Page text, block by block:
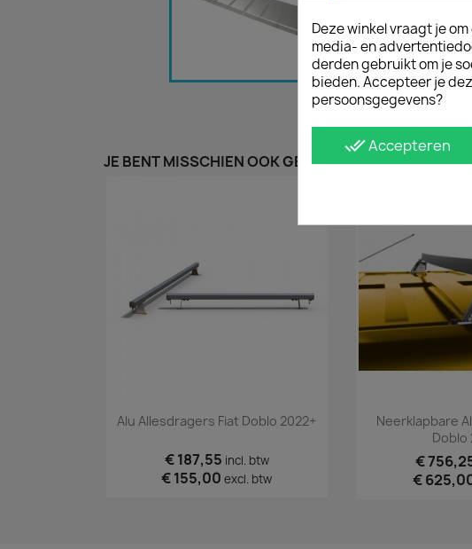
JE BENT MISSCHIEN OOK GEÏNTERESSEERD IN
Snel bekijken
Alu Allesdragers Fiat Doblo 2022+
€ 187,55 incl. btw
€ 155,00 excl. btw
Snel
Neerklapbare
Doblo
€
€
Deze winkel vraagt je
media- en
derden gebruikt om je
bieden. Accepteer je
persoonsgegevens?
done_allAccepteren